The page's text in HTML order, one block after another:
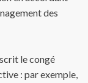
des
le congé
: par exemple,